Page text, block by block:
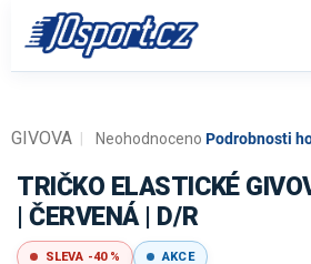
obsah
Průměrné
produktu
je
0,0
z
Neohodnoceno Podrobnosti
GIVOVA
TRIČKO ELASTICKÉ
| ČERVENÁ | D/R
SLEVA -40 % AKCE